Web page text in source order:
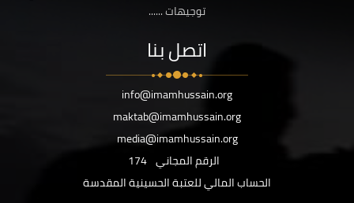
توجيهات ......
اتصل بنا
info@imamhussain.org
maktab@imamhussain.org
media@imamhussain.org
الرقم المجاني 174
الحساب المالي للعتبة الحسينية المقدسة